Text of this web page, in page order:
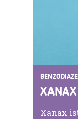
XANAX
Xanax